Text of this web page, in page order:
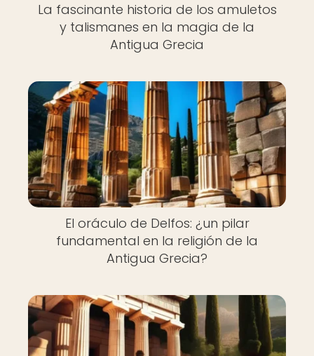
La fascinante historia de los amuletos
y talismanes en la magia de la
Antigua Grecia
El oráculo de Delfos: ¿un pilar
fundamental en la religión de la
Antigua Grecia?